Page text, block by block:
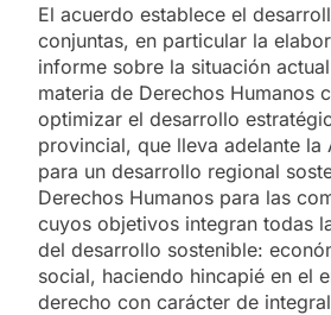
El acuerdo establece el
conjuntas, en particular la
informe sobre la situación
materia de Derechos Humanos
optimizar el desarrollo
provincial, que lleva adelante la
para un desarrollo regional
Derechos Humanos para las
cuyos objetivos integran todas
del desarrollo sostenible:
social, haciendo hincapié en el
derecho con carácter de